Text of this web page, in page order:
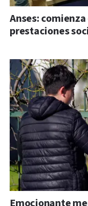
Anses:
prestaciones